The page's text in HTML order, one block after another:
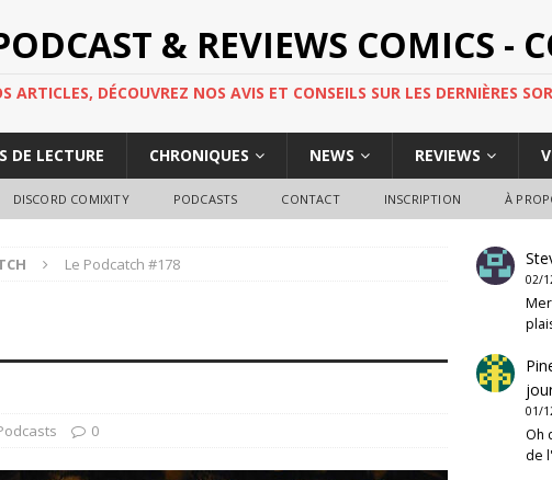
& REVIEWS COMICS -
ARTICLES, DÉCOUVREZ NOS AVIS ET CONSEILS SUR LES DERNIÈRES
DE LECTURE CHRONIQUES NEWS REVIEWS
DISCORD COMIXITY PODCASTS CONTACT INSCRIPTION À
Le Podcatch #178
0
02/
01/
Oh
de